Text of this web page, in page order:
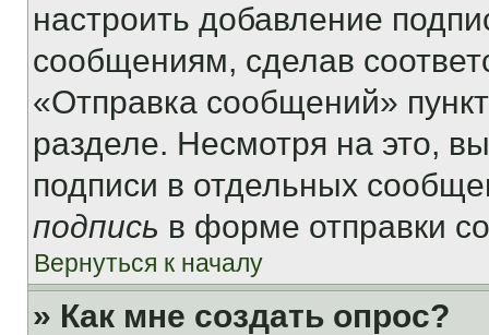
настроить добавление
сообщениям, сделав
«Отправка сообщений»
разделе. Несмотря на это,
подписи в отдельных
подпись в форме отправки
Вернуться к началу
» Как мне создать опрос?